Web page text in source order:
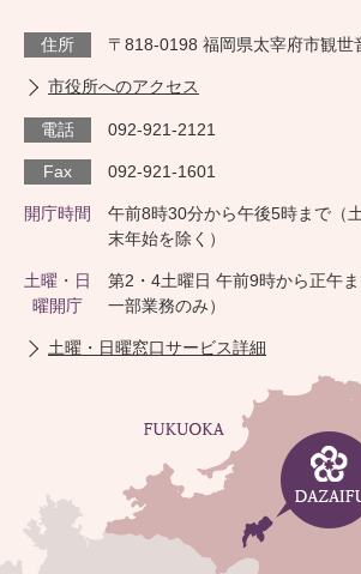
住所 〒818-0198 福岡県太宰府市観世
市役所へのアクセス
電話 092-921-2121
Fax 092-921-1601
開庁時間
午前8時30分から午後5時まで（
末年始を除く）
土曜・日
曜開庁
第2・4土曜日 午前9時から正午
一部業務のみ）
土曜・日曜窓口サービス詳細